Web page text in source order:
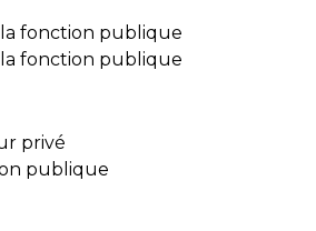
fonction publique
fonction publique
privé
publique